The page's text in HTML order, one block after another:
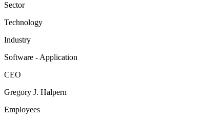
Sector
Technology
Industry
Software - Application
CEO
Gregory J. Halpern
Employees